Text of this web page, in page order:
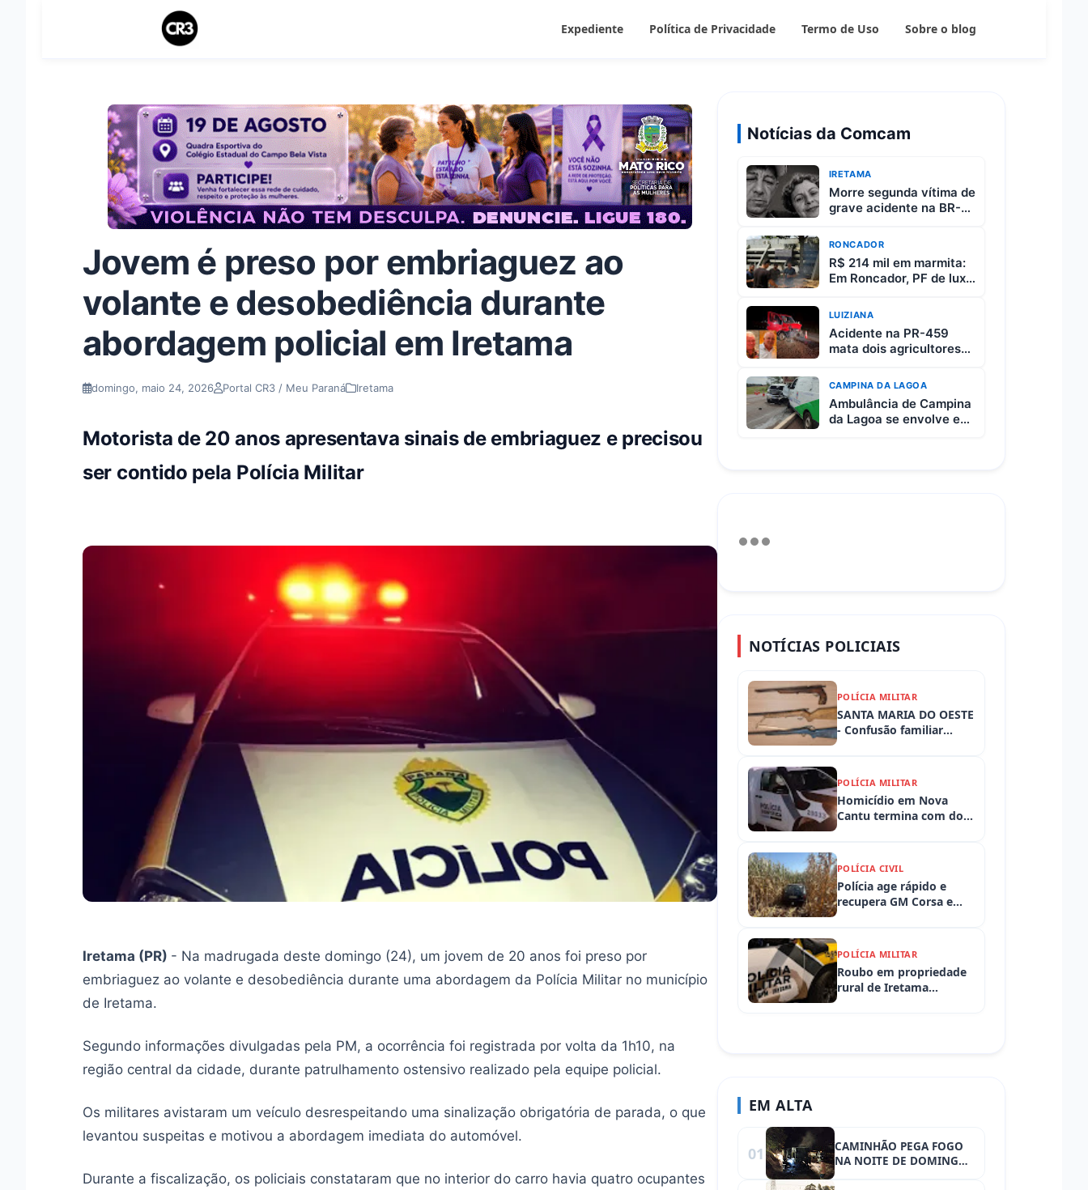
Expediente Política de Privacidade Termo de Uso Sobre o blog
Jovem é preso por embriaguez ao
volante e desobediência durante
abordagem policial em Iretama
domingo, maio 24, 2026 Portal CR3 / Meu Paraná Iretama
Motorista de 20 anos apresentava sinais de embriaguez e precisou
ser contido pela Polícia Militar
Iretama (PR) - Na madrugada deste domingo (24), um jovem de 20 anos foi preso por
embriaguez ao volante e desobediência durante uma abordagem da Polícia Militar no município
de Iretama.
Segundo informações divulgadas pela PM, a ocorrência foi registrada por volta da 1h10, na
região central da cidade, durante patrulhamento ostensivo realizado pela equipe policial.
Os militares avistaram um veículo desrespeitando uma sinalização obrigatória de parada, o que
levantou suspeitas e motivou a abordagem imediata do automóvel.
Durante a fiscalização, os policiais constataram que no interior do carro havia quatro ocupantes
Notícias da Comcam
IRETAMA
Morre segunda vítima de
grave acidente na BR-
Luiziana
RONCADOR
R$ 214 mil em marmita:
Em Roncador, PF de luxo
3 carnes
LUIZIANA
Acidente na PR-459
mata dois agricultores
picape e caminhão
CAMPINA DA LAGOA
Ambulância de Campina
da Lagoa se envolve em
NOTÍCIAS POLICIAIS
POLÍCIA MILITAR
SANTA MARIA DO OESTE
- Confusão familiar
termina com prisão por
volante e armas
apreendidas
POLÍCIA MILITAR
Homicídio em Nova
Cantu termina com dois
presos em flagrante
POLÍCIA CIVIL
Polícia age rápido e
recupera GM Corsa e
Toyota Hilux levados de
Iretama (PR)
POLÍCIA MILITAR
Roubo em propriedade
rural de Iretama
mobiliza equipes
EM ALTA
01
CAMINHÃO PEGA FOGO
NA NOITE DE DOMINGO
EM RONCADOR